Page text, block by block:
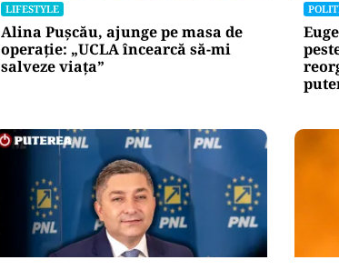
LIFESTYLE
Alina Pușcău, ajunge pe masa de
operație: „UCLA încearcă să-mi
salveze viața”